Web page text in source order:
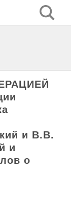
и В.В.
и
о